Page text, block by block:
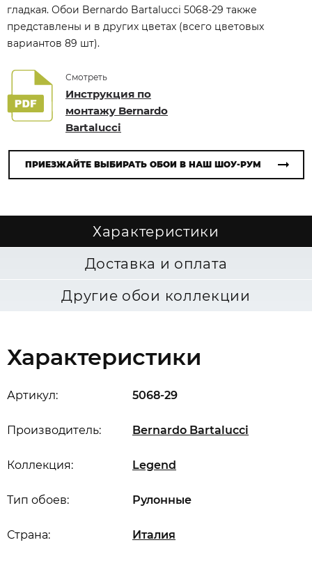
гладкая. Обои Bernardo Bartalucci 5068-29 также
представлены и в других цветах (всего цветовых
вариантов 89 шт).
Смотреть
Инструкция по
монтажу Bernardo
Bartalucci
ПРИЕЗЖАЙТЕ ВЫБИРАТЬ ОБОИ В НАШ ШОУ-РУМ
Характеристики
Доставка и оплата
Другие обои коллекции
Характеристики
Артикул: 5068-29
Производитель: Bernardo Bartalucci
Коллекция: Legend
Страна: Италия
Тип обоев: Рулонные